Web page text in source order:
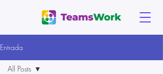
Entrada
All Posts